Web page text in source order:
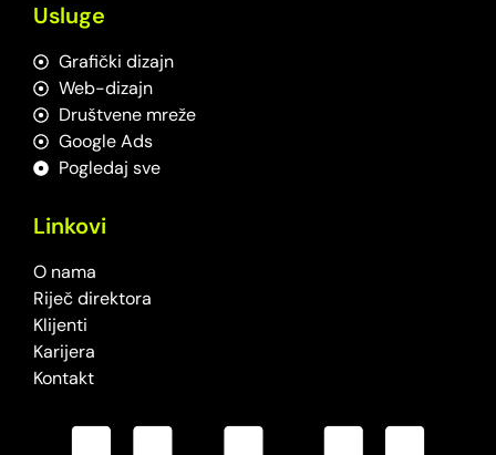
Usluge
Grafički dizajn
Web-dizajn
Društvene mreže
Google Ads
Pogledaj sve
Linkovi
O nama
Riječ direktora
Klijenti
Karijera
Kontakt